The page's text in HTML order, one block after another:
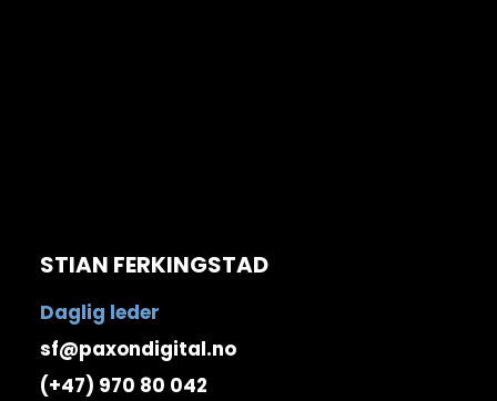
STIAN FERKINGSTAD
Daglig leder
sf@paxondigital.no
(+47) 970 80 042